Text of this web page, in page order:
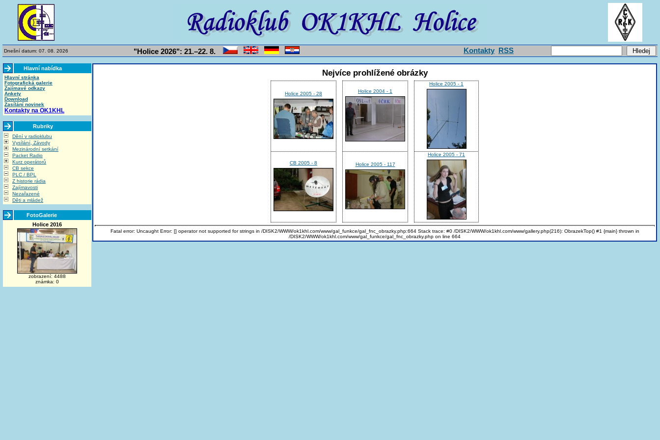
Dnešní datum: 07. 08. 2026 "Holice 2026": 21.–22. 8. Kontakty RSS
Hlavní nabídka
Hlavní stránka
Fotografická galerie
Zajímavé odkazy
Ankety
Download
Zasílání novinek
Kontakty na OK1KHL
Rubriky
Dění v radioklubu
Vysílání, Závody
Mezinárodní setkání
Packet Radio
Kurz operátorů
CB sekce
PLC / BPL
Z historie rádia
Zajímavosti
Nezařazené
Děti a mládež
FotoGalerie
Holice 2016
zobrazení: 4488
známka: 0
Nejvíce prohlížené obrázky
Holice 2005 - 28 Holice 2004 - 1
Holice 2005 - 1
CB 2005 - 8 Holice 2005 - 117
Holice 2005 - 71
Fatal error: Uncaught Error: [] operator not supported for strings in /DISK2/WWW/ok1khl.com/www/gal_funkce/gal_fnc_obrazky.php:664 Stack trace: #0 /DISK2/WWW/ok1khl.com/www/gallery.php(216): ObrazekTop() #1 {main} thrown in
/DISK2/WWW/ok1khl.com/www/gal_funkce/gal_fnc_obrazky.php on line 664